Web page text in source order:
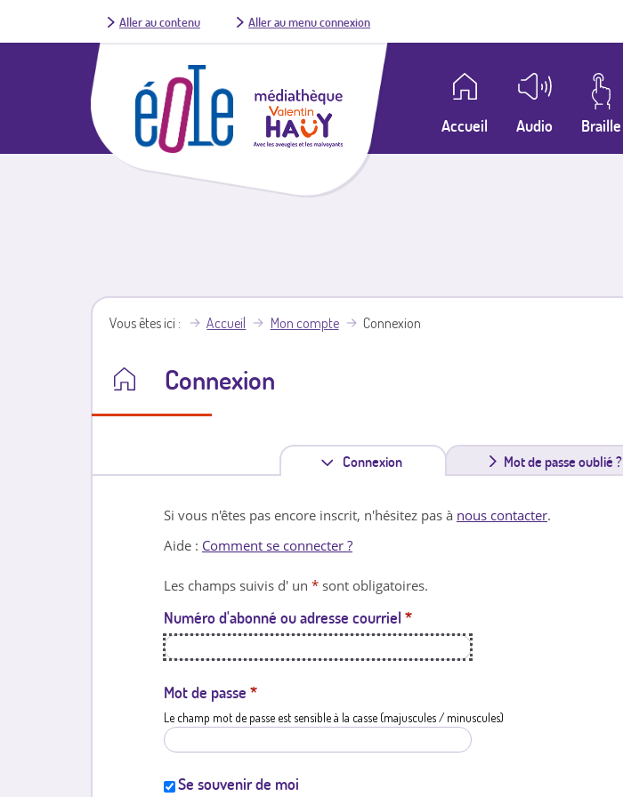
Aller au contenu Aller au menu connexion
Accueil Audio Braille
Vous êtes ici Accueil Mon compte Connexion
Connexion
Connexion
n
l
e
Mot de passe oublié ?
Si vous n'êtes pas encore inscrit, n'hésitez pas à nous contacter.
Aide : Comment se connecter ?
Les champs suivis d' un * sont obligatoires.
Numéro d'abonné ou adresse courriel *
Mot de passe *
Le champ mot de passe est sensible à la casse (majuscules / minuscules)
Se souvenir de moi